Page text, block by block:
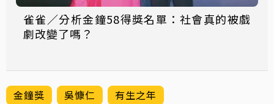
雀雀／分析金鐘58得獎名單：社會真的被戲
劇改變了嗎？
金鐘獎 吳慷仁 有生之年